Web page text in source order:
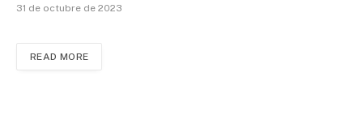
31 de octubre de 2023
READ MORE